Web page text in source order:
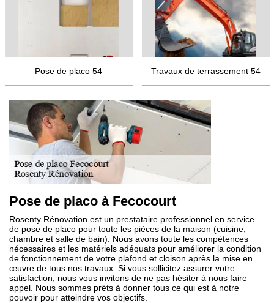
Pose de placo 54 Travaux de terrassement 54
Pose de placo à Fecocourt
Rosenty Rénovation est un prestataire professionnel en service
de pose de placo pour toute les pièces de la maison (cuisine,
chambre et salle de bain). Nous avons toute les compétences
nécessaires et les matériels adéquats pour améliorer la condition
de fonctionnement de votre plafond et cloison après la mise en
œuvre de tous nos travaux. Si vous sollicitez assurer votre
satisfaction, nous vous invitons de ne pas hésiter à nous faire
appel. Nous sommes prêts à donner tous ce qui est à notre
pouvoir pour atteindre vos objectifs.